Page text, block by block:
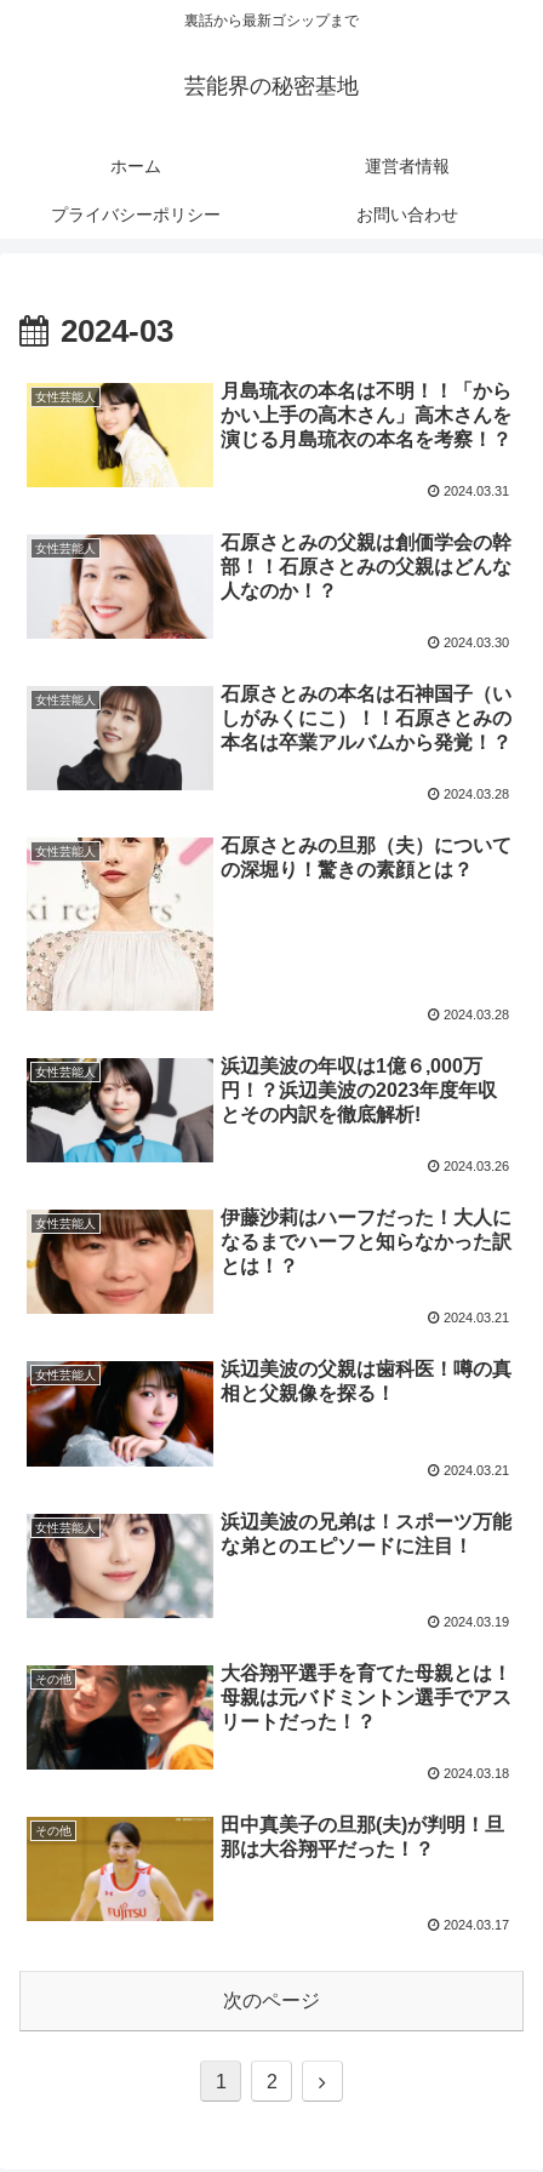
裏話から最新ゴシップまで
芸能界の秘密基地
ホーム 運営者情報
プライバシーポリシー お問い合わせ
2024-03
女性芸能人
月島琉衣の本名は不明！！「から
かい上手の高木さん」高木さんを
演じる月島琉衣の本名を考察！？
2024.03.31
女性芸能人
石原さとみの父親は創価学会の幹
部！！石原さとみの父親はどんな
人なのか！？
2024.03.30
女性芸能人
石原さとみの本名は石神国子（い
しがみくにこ）！！石原さとみの
本名は卒業アルバムから発覚！？
2024.03.28
女性芸能人
石原さとみの旦那（夫）について
の深堀り！驚きの素顔とは？
2024.03.28
女性芸能人
浜辺美波の年収は1億６,000万
円！？浜辺美波の2023年度年収
とその内訳を徹底解析!
2024.03.26
女性芸能人
伊藤沙莉はハーフだった！大人に
なるまでハーフと知らなかった訳
とは！？
2024.03.21
女性芸能人
浜辺美波の父親は歯科医！噂の真
相と父親像を探る！
2024.03.21
女性芸能人
浜辺美波の兄弟は！スポーツ万能
な弟とのエピソードに注目！
2024.03.19
その他
大谷翔平選手を育てた母親とは！
母親は元バドミントン選手でアス
リートだった！？
2024.03.18
その他
田中真美子の旦那(夫)が判明！旦
那は大谷翔平だった！？
2024.03.17
次のページ
1 2
次